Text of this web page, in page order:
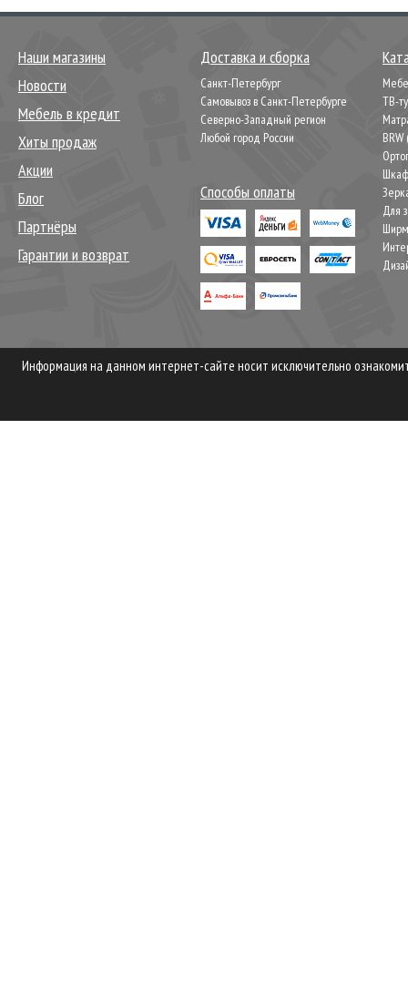
Наши магазины
Новости
Мебель в кредит
Хиты продаж
Акции
Блог
Партнёры
Гарантии и возврат
Доставка и сборка
Санкт-Петербург
Самовывоз в Санкт-Петербурге
Северно-Западный регион
Любой город России
Способы оплаты
ТВ-
Для
Информация на данном интернет-сайте носит исключительно